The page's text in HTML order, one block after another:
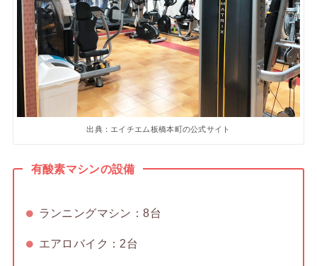
出典：エイチエム板橋本町の公式サイト
有酸素マシンの設備
ランニングマシン：8台
エアロバイク：2台